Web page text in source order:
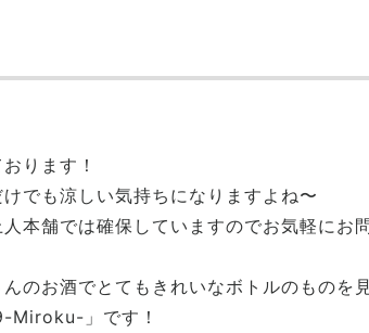
ります！
でも涼しい気持ちになりますよね〜
本舗では確保していますのでお気軽にお
のお酒でとてもきれいなボトルのものを
Miroku-」です！